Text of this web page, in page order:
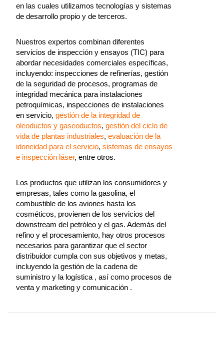
en las cuales utilizamos tecnologías y sistemas
de desarrollo propio y de terceros.
Nuestros expertos combinan diferentes
servicios de inspección y ensayos (TIC) para
abordar necesidades comerciales específicas,
incluyendo: inspecciones de refinerías, gestión
de la seguridad de procesos, programas de
integridad mecánica para instalaciones
petroquímicas, inspecciones de instalaciones
en servicio, gestión de la integridad de
oleoductos y gaseoductos, gestión del ciclo de
vida de plantas industriales, evaluación de la
idoneidad para el servicio, sistemas de ensayos
e inspección láser, entre otros.
Los productos que utilizan los consumidores y
empresas, tales como la gasolina, el
combustible de los aviones hasta los
cosméticos, provienen de los servicios del
downstream del petróleo y el gas. Además del
refino y el procesamiento, hay otros procesos
necesarios para garantizar que el sector
distribuidor cumpla con sus objetivos y metas,
incluyendo la gestión de la cadena de
suministro y la logística , así como procesos de
venta y marketing y comunicación .